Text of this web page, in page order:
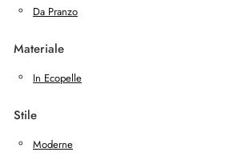
Da Pranzo
Materiale
In Ecopelle
Stile
Moderne